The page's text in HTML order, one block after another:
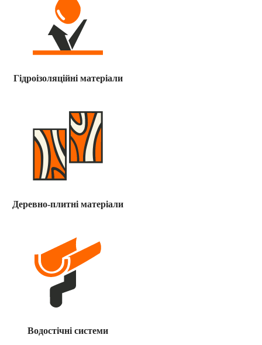
Гідроізоляційні матеріали
Деревно-плитні матеріали
Водостічні системи